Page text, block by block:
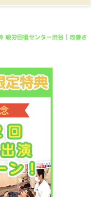
疲労回復センター渋谷｜改善さ